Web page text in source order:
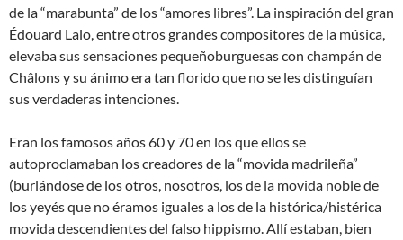
de la “marabunta” de los “amores libres”. La inspiración del gran
Édouard Lalo, entre otros grandes compositores de la música,
elevaba sus sensaciones pequeñoburguesas con champán de
Châlons y su ánimo era tan florido que no se les distinguían
sus verdaderas intenciones.
Eran los famosos años 60 y 70 en los que ellos se
autoproclamaban los creadores de la “movida madrileña”
(burlándose de los otros, nosotros, los de la movida noble de
los yeyés que no éramos iguales a los de la histórica/histérica
movida descendientes del falso hippismo. Allí estaban, bien